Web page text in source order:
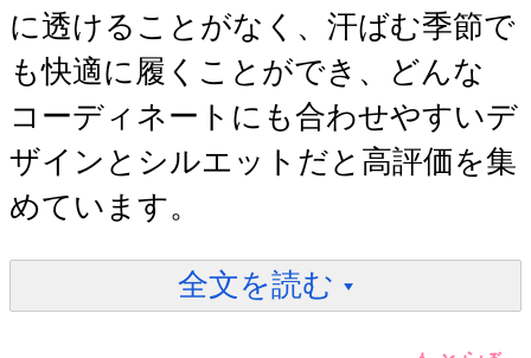
に透けることがなく、汗ばむ季節で
も快適に履くことができ、どんな
コーディネートにも合わせやすいデ
ザインとシルエットだと高評価を集
めています。
全文を読む